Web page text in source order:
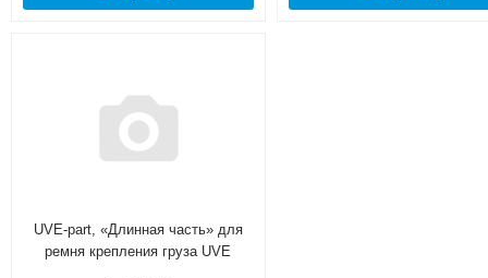
UVE-part, «Длинная часть» для
ремня крепления груза UVE